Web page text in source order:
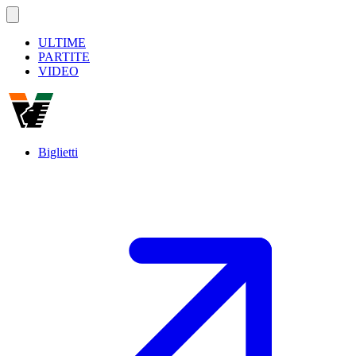
ULTIME
PARTITE
VIDEO
Biglietti